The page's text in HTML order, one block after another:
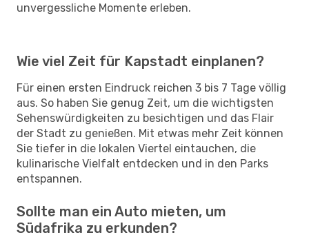
unvergessliche Momente erleben.
Wie viel Zeit für Kapstadt einplanen?
Für einen ersten Eindruck reichen 3 bis 7 Tage völlig
aus. So haben Sie genug Zeit, um die wichtigsten
Sehenswürdigkeiten zu besichtigen und das Flair
der Stadt zu genießen. Mit etwas mehr Zeit können
Sie tiefer in die lokalen Viertel eintauchen, die
kulinarische Vielfalt entdecken und in den Parks
entspannen.
Sollte man ein Auto mieten, um
Südafrika zu erkunden?